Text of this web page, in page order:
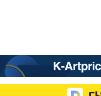
]7~9일 프로야구 3연전도 폭염 취
시장 개입 관측 배경엔 美의 대
탈락 후폭풍' 축구협회…초유의